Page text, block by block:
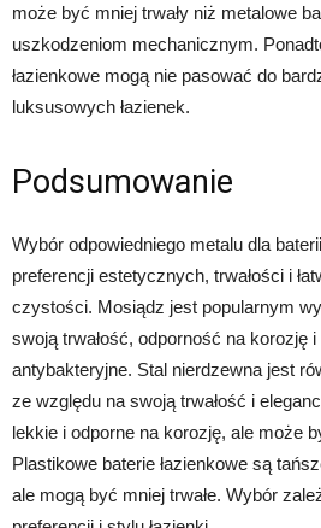
może być mniej trwały niż metalowe
uszkodzeniom mechanicznym.
łazienkowe mogą nie pasować do
luksusowych łazienek.
Podsumowanie
Wybór odpowiedniego metalu dla
preferencji estetycznych, trwałości i
czystości. Mosiądz jest popularnym
swoją trwałość, odporność na korozję i
antybakteryjne. Stal nierdzewna jest
ze względu na swoją trwałość i
lekkie i odporne na korozję, ale może
Plastikowe baterie łazienkowe są
ale mogą być mniej trwałe. Wybór